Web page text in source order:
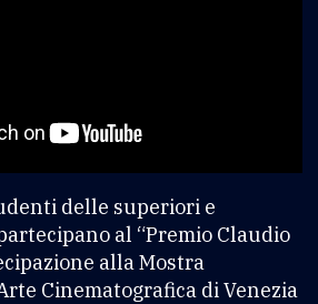
delle superiori e
al “Premio Claudio
alla Mostra
Cinematografica di Venezia